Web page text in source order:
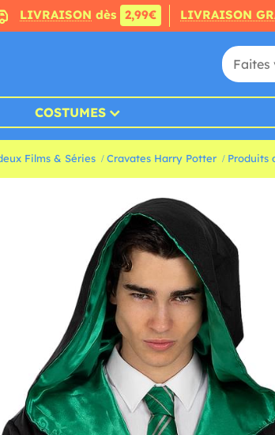
LIVRAISON dès 2,99€ LIVRAISON
COSTUMES
Films & Séries Cravates Harry Potter Produits